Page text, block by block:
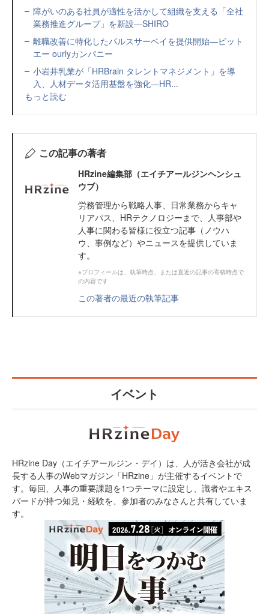
障がいのある社員が適性を活かして組織を支える「全社
業務推進グループ」を新設—SHIRO
離職改善に特化したパルスサーベイを提供開始—ビット
エー ourlyカンパニー
小岩井乳業が「HRBrain タレントマネジメント」を導
入、人材データ活用基盤を強化—HR...
もっと読む
この記事の著者
HRzine編集部（エイチアールジンヘンシュ
ウブ）
労務管理から戦略人事、日常業務からキャ
リアパス、HRテクノロジーまで、人事部や
人事に関わる皆様に役立つ記事（ノウハ
ウ、事例など）やニュースを提供していま
す。
※プロフィールは、執筆時点、または直近の記事の寄稿時点で
の内容です
この著者の最近の執筆記事
イベント
HRzine Day（エイチアールジン・デイ）は、人が活き会社が成
長する人事のWebマガジン「HRzine」が主催するイベントで
す。毎回、人事の重要課題を1つテーマに設定し、識者やエキス
パードが持つ知見・経験を、参加者のみなさんと共有していま
す。